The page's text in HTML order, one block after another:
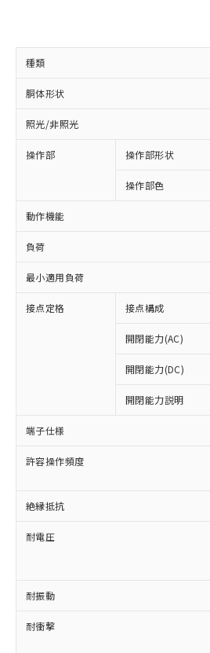
種類
胴体形状
照光/非照光
操作部 操作部形状
操作部色
動作機能
負荷
最小適用負荷
接点定格 接点構成
開閉能力(AC)
開閉能力(DC)
開閉能力説明
端子仕様
許容操作頻度
絶縁抵抗
耐電圧
耐振動
耐衝撃
以下の条件をお読みいただ
対応済み：EU RoHS指
非含有に対応した製品が提
対応予定：EU RoHS指令
有に対応した製品に切り替
対応予定なし：EU RoHS
非含有に非対応の商品で、